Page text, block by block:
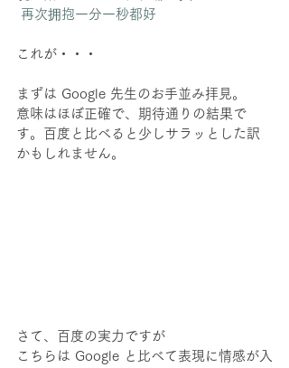
再次拥抱一分一秒都好
これが・・・
まずは Google 先生のお手並み拝見。
意味はほぼ正確で、期待通りの結果で
す。百度と比べると少しサラッとした訳
かもしれません。
さて、百度の実力ですが
こちらは Google と比べて表現に情感が入